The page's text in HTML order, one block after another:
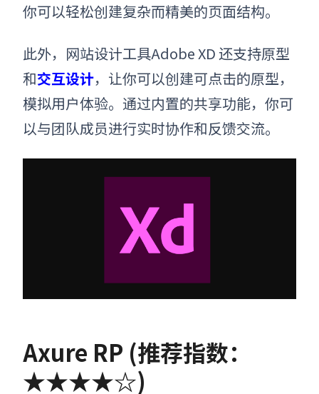
你可以轻松创建复杂而精美的页面结构。
此外，网站设计工具Adobe XD 还支持原型
和交互设计，让你可以创建可点击的原型，
模拟用户体验。通过内置的共享功能，你可
以与团队成员进行实时协作和反馈交流。
Axure RP (推荐指数：
★★★★☆)